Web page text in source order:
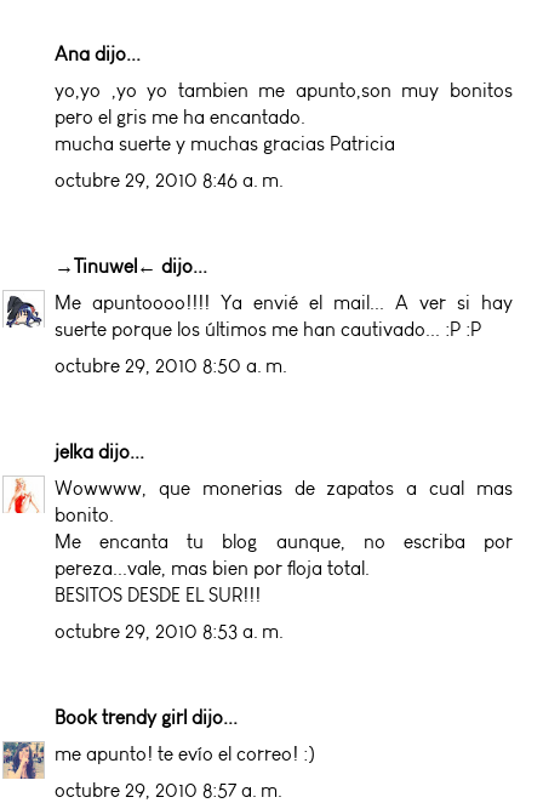
Ana dijo...
yo,yo ,yo yo tambien me apunto,son muy bonitos
pero el gris me ha encantado.
mucha suerte y muchas gracias Patricia
octubre 29, 2010 8:46 a. m.
→Tinuwel← dijo...
Me apuntoooo!!!! Ya envié el mail... A ver si hay
suerte porque los últimos me han cautivado... :P :P
octubre 29, 2010 8:50 a. m.
jelka dijo...
Wowwww, que monerias de zapatos a cual mas
bonito.
Me encanta tu blog aunque, no escriba por
pereza...vale, mas bien por floja total.
BESITOS DESDE EL SUR!!!
octubre 29, 2010 8:53 a. m.
Book trendy girl dijo...
me apunto! te evío el correo! :)
octubre 29, 2010 8:57 a. m.